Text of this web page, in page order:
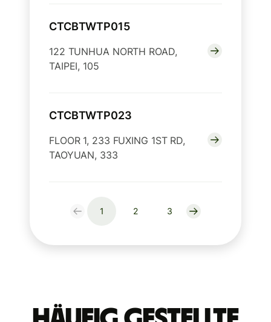
CTCBTWTP015
122 TUNHUA NORTH ROAD,
TAIPEI, 105
CTCBTWTP023
FLOOR 1, 233 FUXING 1ST RD,
TAOYUAN, 333
1 2 3